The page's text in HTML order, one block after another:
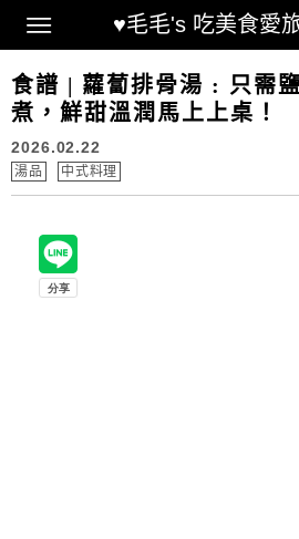
♥毛毛's 吃美食愛
Main Menu
食譜 | 蘿蔔排骨湯 : 只需
煮，鮮甜溫潤馬上上桌！
2026.02.22
湯品 中式料理